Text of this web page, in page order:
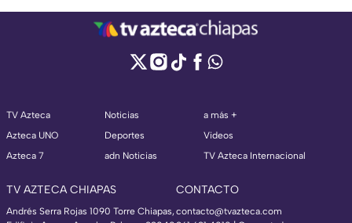
TV Azteca
Azteca UNO
Azteca 7
Noticias
Deportes
adn Noticias
a más +
Videos
TV Azteca Internacional
TV AZTECA CHIAPAS
Andrés Serra Rojas 1090 Torre Chiapas,
CONTACTO
contacto@tvazteca.com